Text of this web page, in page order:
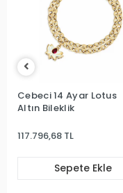
Cebeci 14 Ayar Lotus
Altın Bileklik
117.796,68 TL
Sepete Ekle